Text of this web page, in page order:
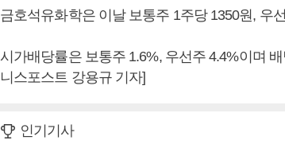
금호석유화학은 이날 보통주 1주당 1350원, 우
시가배당률은 보통주 1.6%, 우선주 4.4%이며
니스포스트 강용규 기자]
인기기사